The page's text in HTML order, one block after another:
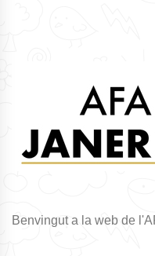
Benvingut a la web de